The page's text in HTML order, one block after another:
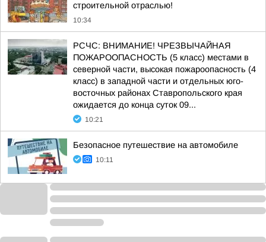
строительной отраслью!
10:34
РСЧС: ВНИМАНИЕ! ЧРЕЗВЫЧАЙНАЯ
ПОЖАРООПАСНОСТЬ (5 класс) местами в
северной части, высокая пожароопасность (4
класс) в западной части и отдельных юго-
восточных районах Ставропольского края
ожидается до конца суток 09...
10:21
Безопасное путешествие на автомобиле
10:11